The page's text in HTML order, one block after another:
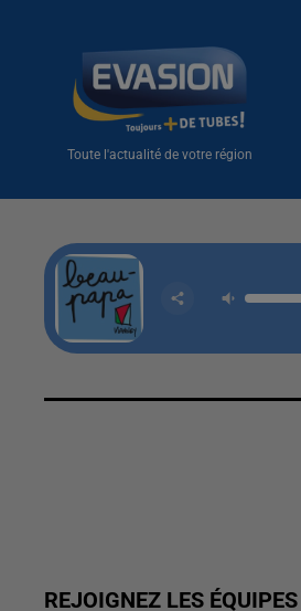
Toute l'actualité de votre région
REJOIGNEZ LES